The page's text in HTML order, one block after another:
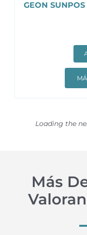
GEON SUNPOS